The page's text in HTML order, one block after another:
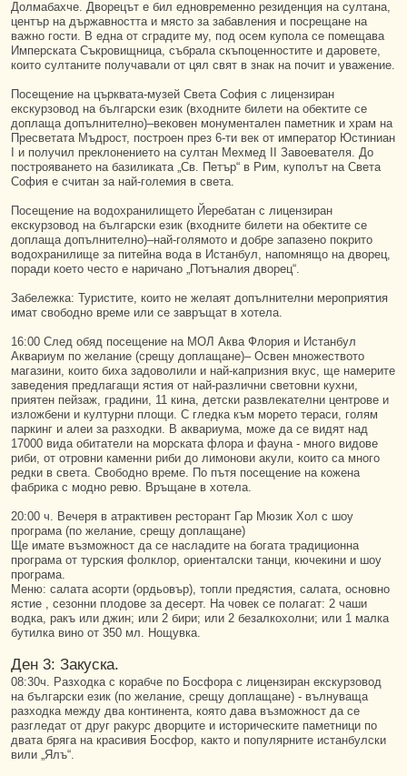
Долмабахче. Дворецът е бил едновременно резиденция на султана,
център на държавността и място за забавления и посрещане на
важно гости. В една от сградите му, под осем купола се помещава
Имперската Съкровищница, събрала скъпоценностите и даровете,
които султаните получавали от цял свят в знак на почит и уважение.
Посещение на църквата-музей Света София с лицензиран
екскурзовод на български език (входните билети на обектите се
доплаща допълнително)–вековен монументален паметник и храм на
Пресветата Мъдрост, построен през 6-ти век от император Юстиниан
I и получил преклонението на султан Мехмед II Завоевателя. До
построяването на базиликата „Св. Петър“ в Рим, куполът на Света
София е считан за най-големия в света.
Посещение на водохранилището Йеребатан с лицензиран
екскурзовод на български език (входните билети на обектите се
доплаща допълнително)–най-голямото и добре запазено покрито
водохранилище за питейна вода в Истанбул, напомнящо на дворец,
поради което често е наричано „Потъналия дворец“.
Забележка: Туристите, които не желаят допълнителни мероприятия
имат свободно време или се завръщат в хотела.
16:00 След обяд посещение на МОЛ Аква Флория и Истанбул
Аквариум по желание (срещу доплащане)– Освен множеството
магазини, които биха задоволили и най-капризния вкус, ще намерите
заведения предлагащи ястия от най-различни световни кухни,
приятен пейзаж, градини, 11 кина, детски развлекателни центрове и
изложбени и културни площи. С гледка към морето тераси, голям
паркинг и алеи за разходки. В аквариума, може да се видят над
17000 вида обитатели на морската флора и фауна - много видове
риби, от отровни каменни риби до лимонови акули, които са много
редки в света. Свободно време. По пътя посещение на кожена
фабрика с модно ревю. Връщане в хотела.
20:00 ч. Вечеря в атрактивен ресторант Гар Мюзик Хол с шоу
програма (по желание, срещу доплащане)
Ще имате възможност да се насладите на богата традиционна
програма от турския фолклор, ориенталски танци, кючекини и шоу
програма.
Меню: салата асорти (ордьовър), топли предястия, салата, основно
ястие , сезонни плодове за десерт. На човек се полагат: 2 чаши
водка, ракъ или джин; или 2 бири; или 2 безалкохолни; или 1 малка
бутилка вино от 350 мл. Нощувка.
Ден 3: Закуска.
08:30ч. Разходка с корабче по Босфора с лицензиран екскурзовод
на български език (по желание, срещу доплащане) - вълнуваща
разходка между два континента, която дава възможност да се
разгледат от друг ракурс дворците и историческите паметници по
двата бряга на красивия Босфор, както и популярните истанбулски
вили „Ялъ“.